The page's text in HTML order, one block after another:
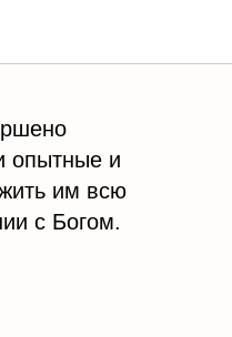
опытные и
им всю
с Богом.